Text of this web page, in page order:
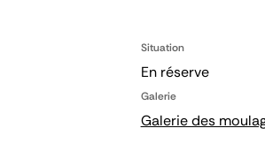
Situation
En réserve
Galerie
Galerie des